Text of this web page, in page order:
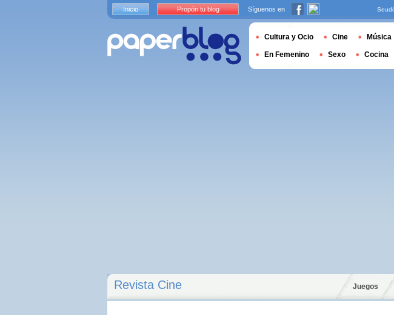
Revista Cine Juegos
Inicio Propón tu blog Síguenos en
Cultura y Ocio Cine Música
En Femenino Sexo Cocina